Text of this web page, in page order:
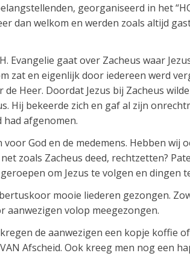
georganiseerd in het
dan welkom en werden zoals altijd
Evangelie gaat over Zacheus waar
zat en eigenlijk door iedereen werd
Heer. Doordat Jezus bij Zacheus
Hij bekeerde zich en gaf al zijn
had afgenomen.
God en de medemens. Hebben wij
zoals Zacheus deed, rechtzetten?
om Jezus te volgen en dingen
mooie liederen gezongen.
aanwezigen volop meegezongen.
de aanwezigen een kopje koffie
Afscheid. Ook kreeg men nog een